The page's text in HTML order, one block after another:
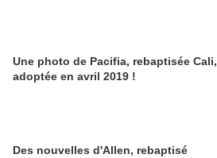
Une photo de Pacifia, rebaptisée Cali,
adoptée en avril 2019 !
Des nouvelles d'Allen, rebaptisé